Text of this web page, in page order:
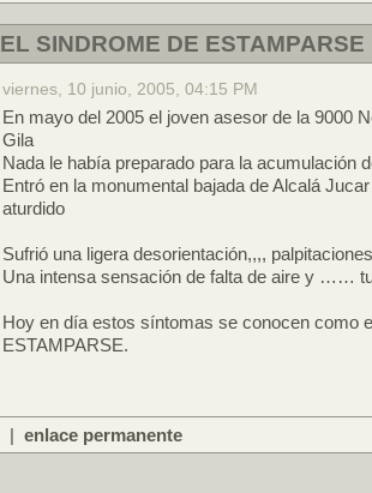
EL SINDROME DE ESTAMPARSE
viernes, 10 junio, 2005, 04:15 PM
En mayo del 2005 el joven asesor de la 9000
Gila
Nada le había preparado para la acumulación
Entró en la monumental bajada de Alcalá
aturdido
Sufrió una ligera desorientación,,,,
Una intensa sensación de falta de aire y ……
Hoy en día estos síntomas se conocen como
ESTAMPARSE.
| enlace permanente